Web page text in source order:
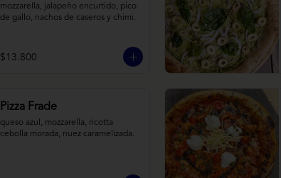
mozzarella, jalapeño encurtido, pico
de gallo, nachos de caseros y chimi.
$13.800
Pizza Frade
queso azul, mozzarella, ricotta
cebolla morada, nuez caramelizada.